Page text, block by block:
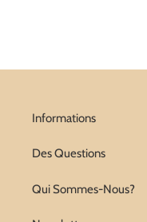
Informations
Des Questions
Qui Sommes-Nous?